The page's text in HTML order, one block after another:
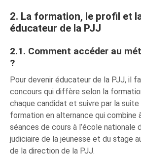
2. La formation, le profil et
éducateur de la PJJ
2.1. Comment accéder au
?
Pour devenir éducateur de la PJJ, il
concours qui diffère selon la
chaque candidat et suivre par la suite
formation en alternance qui combine
séances de cours à l’école nationale
judiciaire de la jeunesse et du stage
de la direction de la PJJ.